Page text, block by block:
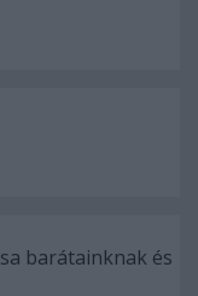
barátainknak és